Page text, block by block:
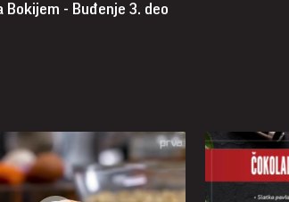
Bokijem - Buđenje 3. deo